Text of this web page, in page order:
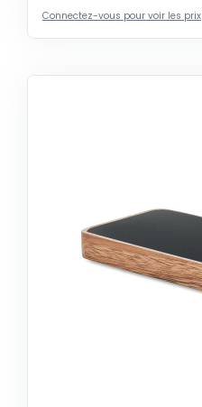
Connectez-vous pour voir les prix